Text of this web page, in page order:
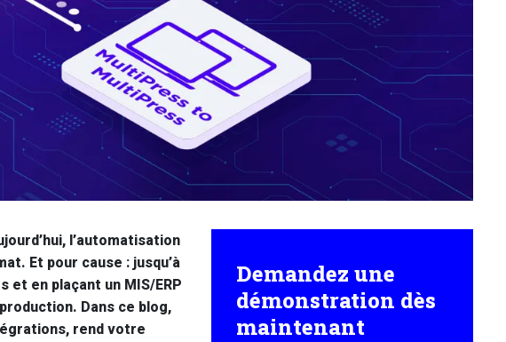
l’automatisation
Et pour cause : jusqu’à
et en plaçant un MIS/ERP
Dans ce blog,
rend votre
Demandez une
démonstration dès
maintenant